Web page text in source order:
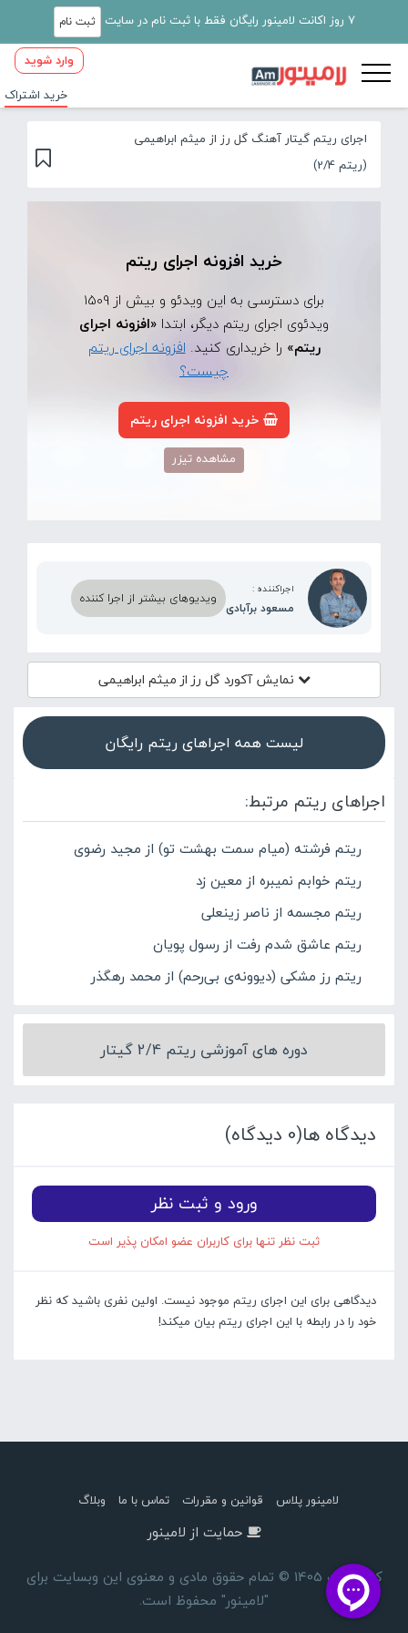
7 روز اکانت لامینور رایگان فقط با ثبت نام در سایت ثبت نام
وارد شوید
خرید اشتراک
اجرای ریتم گیتار آهنگ گل رز از میثم ابراهیمی
(ریتم 2/4)
خرید افزونه اجرای ریتم
برای دسترسی به این ویدئو و بیش از 1509
ویدئوی اجرای ریتم دیگر، ابتدا «افزونه اجرای
ریتم» را خریداری کنید.افزونه اجرای ریتم
چیست؟
خرید افزونه اجرای ریتم
مشاهده تیزر
اجراکننده :
مسعود برآبادی
ویدیوهای بیشتر از اجرا کننده
نمایش آکوردگل رز از میثم ابراهیمی
لیست همه اجراهای ریتم رایگان
اجراهای ریتم مرتبط:
ریتم فرشته (میام سمت بهشت تو) از مجید رضوی
ریتم خوابم نمیبره از معین زد
ریتم مجسمه از ناصر زینعلی
ریتم عاشق شدم رفت از رسول پویان
ریتم رز مشکی (دیوونه‌ی بی‌رحم) از محمد رهگذر
دوره های آموزشی ریتم 2/4 گیتار
دیدگاه ها(0 دیدگاه)
ورود و ثبت نظر
ثبت نظر تنها برای کاربران عضو امکان پذیر است
دیدگاهی برای این اجرای ریتم موجود نیست. اولین نفری باشید که نظر
خود را در رابطه با این اجرای ریتم بیان میکند!
لامینور پلاس قوانین و مقررات تماس با ما وبلاگ
حمایت از لامینور
کپی رایت 1405 © تمام حقوق مادی و معنوی این وبسایت برای
"لامینور" محفوظ است.